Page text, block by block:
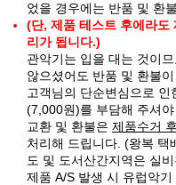
었을 경우에는 반품 및 환
(단, 제품 테스트 후에라도
리가 됩니다.)
관악기는 입을 대는 것이
않으셨어도 반품 및 환불
고객님의 단순변심으로
(7,000원)를 부담해 주셔야
교환 및 환불은 제품수거
처리해 드립니다. (왕복 택
도 및 도서산간지역은 실
제품 A/S 발생 시 유럽악